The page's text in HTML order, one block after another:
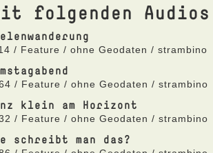
folgenden Audios
/ Feature / ohne Geodaten / strambino
/ Feature / ohne Geodaten / strambino
klein am Horizont
/ Feature / ohne Geodaten / strambino
schreibt man das?